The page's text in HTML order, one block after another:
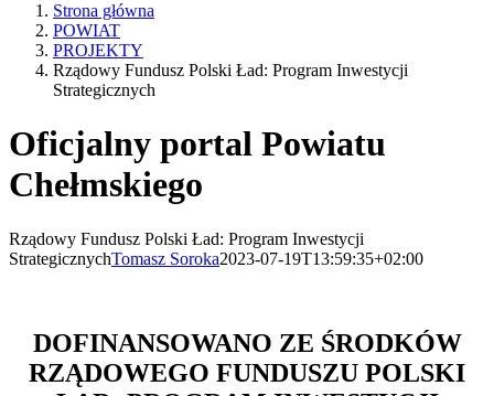
Strona główna
POWIAT
PROJEKTY
Rządowy Fundusz Polski Ład: Program Inwestycji
Strategicznych
Oficjalny portal Powiatu
Chełmskiego
Rządowy Fundusz Polski Ład: Program Inwestycji
StrategicznychTomasz Soroka2023-07-19T13:59:35+02:00
DOFINANSOWANO ZE ŚRODKÓW
RZĄDOWEGO FUNDUSZU POLSKI